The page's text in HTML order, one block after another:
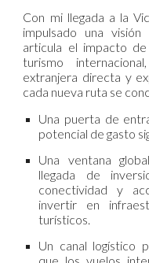
Con mi llegada a la
impulsado una
articula el impacto
turismo
extranjera directa y
cada nueva ruta se
Una puerta de
potencial de gasto
Una ventana
llegada de
conectividad y
invertir en
turísticos.
Un canal logístico